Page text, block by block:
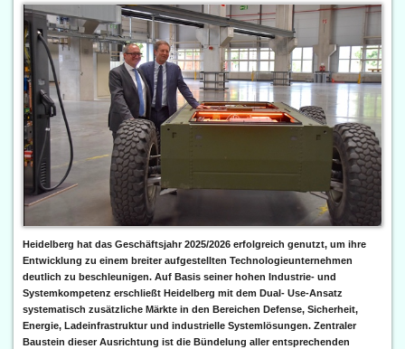
Heidelberg hat das Geschäftsjahr 2025/2026 erfolgreich genutzt, um ihre
Entwicklung zu einem breiter aufgestellten Technologieunternehmen
deutlich zu beschleunigen. Auf Basis seiner hohen Industrie- und
Systemkompetenz erschließt Heidelberg mit dem Dual- Use-Ansatz
systematisch zusätzliche Märkte in den Bereichen Defense, Sicherheit,
Energie, Ladeinfrastruktur und industrielle Systemlösungen. Zentraler
Baustein dieser Ausrichtung ist die Bündelung aller entsprechenden